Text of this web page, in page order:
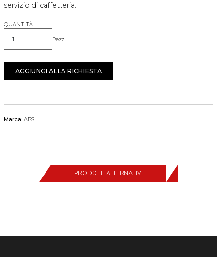
servizio di caffetteria.
QUANTITÀ
Quantità Pezzi
AGGIUNGI ALLA RICHIESTA
Marca: APS
PRODOTTI ALTERNATIVI